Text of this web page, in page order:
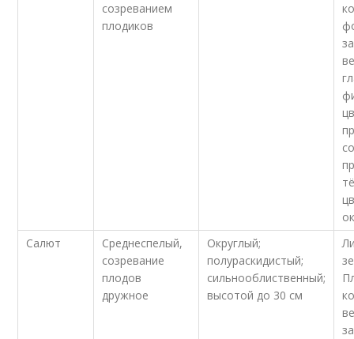
созреванием
плодиков
Салют
Среднеспелый,
созревание
плодов
дружное
Округлый;
полураскидистый;
сильнооблиственный;
высотой до 30 см